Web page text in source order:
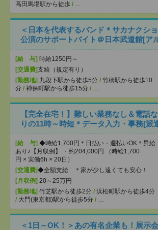
高田馬場駅から徒歩 / …
＜日本を代表するバンド＊サカナクシ
公演のサポートバイト＠日本武道館[ア
[給 与] 時給1250円～
[交通費]支給（規定有り）
[勤務地] 九段下駅から徒歩5分 / 竹橋駅から徒歩10
分 / 神保町駅から徒歩15分 / …
【完全在宅！】難しい業務なし＆電話
りの11時～時短＊データ入力・事務[派
[給 与] ◆時給1,700円＊日払い・週払いOK＊昇給
あり♪【月収例】 ・約204,000円 （時給1,700
円 × 実働6h × 20日）
[交通費]◆全額支給 ＊家が少し遠くても安心！
[月収例] 20～25万円
[勤務地] 竹芝駅から徒歩2分 / 浜松町駅から徒歩4分
/ 大門(東京都)駅から徒歩5分 / …
＜1日～OK！＞あの有名企業も！展示